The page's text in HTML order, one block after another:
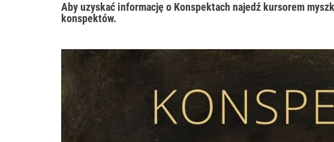
Aby uzyskać informację o Konspektach najedź kursorem
konspektów.